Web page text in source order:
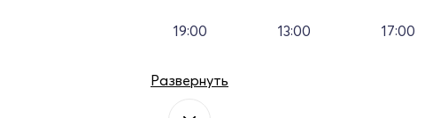
19:00 13:00 17:00
Развернуть